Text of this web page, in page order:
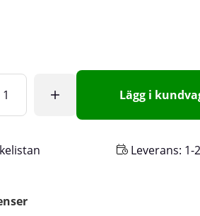
Lägg i
Leverans: 1-